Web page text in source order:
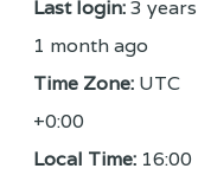
Last login: 3 years
1 month ago
Time Zone: UTC
+0:00
Local Time: 16:00